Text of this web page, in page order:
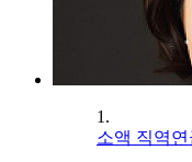
1.
소액 직역